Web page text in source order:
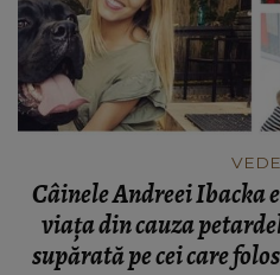
Câinele Andreei Ibacka
viața din cauza
supărată pe cei care